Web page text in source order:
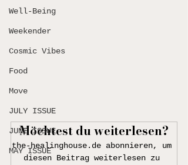
Well-Being
Weekender
Cosmic Vibes
Food
Move
JULY ISSUE
JUNE ISSUE
MAY ISSUE
Möchtest du weiterlesen?
the-healinghouse.de abonnieren, um
diesen Beitrag weiterlesen zu